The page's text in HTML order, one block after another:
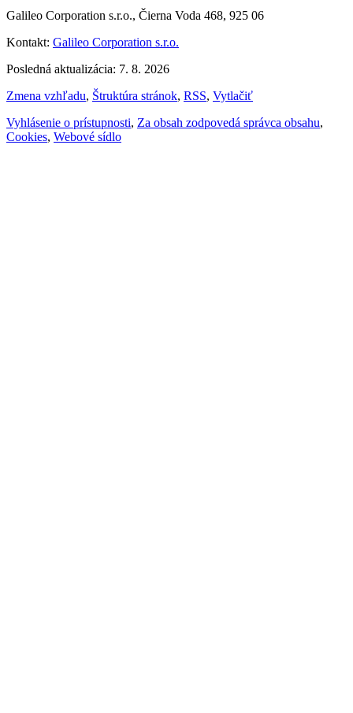
Galileo Corporation s.r.o., Čierna Voda 468, 925 06
Kontakt: Galileo Corporation s.r.o.
Posledná aktualizácia: 7. 8. 2026
Zmena vzhľadu, Štruktúra stránok, RSS, Vytlačiť
Vyhlásenie o prístupnosti, Za obsah zodpovedá správca obsahu,
Cookies, Webové sídlo